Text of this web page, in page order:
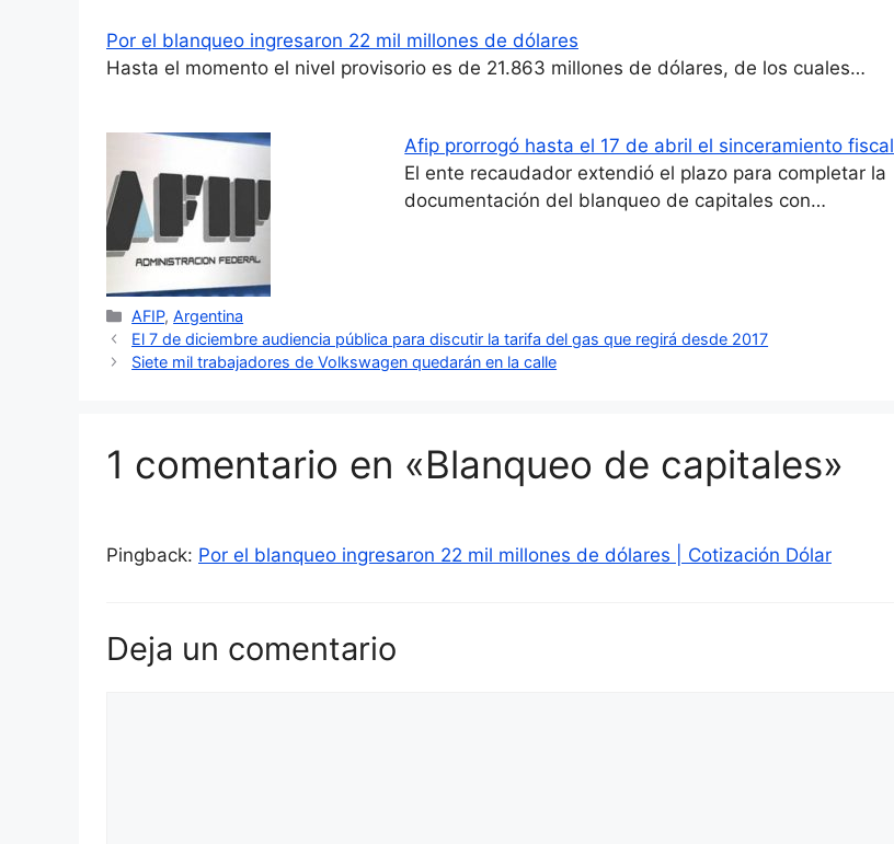
Por el blanqueo ingresaron 22 mil millones de dólares
Hasta el momento el nivel provisorio es de 21.863 millones de dólares, de los cuales…
Afip prorrogó hasta el 17 de abril el sinceramiento fiscal
El ente recaudador extendió el plazo para completar la
documentación del blanqueo de capitales con…
Categorías
AFIP,Argentina
El 7 de diciembre audiencia pública para discutir la tarifa del gas que regirá desde 2017
Siete mil trabajadores de Volkswagen quedarán en la calle
1 comentario en «Blanqueo de capitales»
Pingback: Por el blanqueo ingresaron 22 mil millones de dólares | Cotización Dólar
Deja un comentario